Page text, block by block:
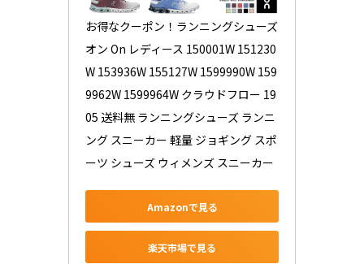
お得なクーポン！ランニングシューズ
オン On レディース 150001W 151230
W 153936W 155127W 1599990W 159
9962W 1599964W クラウドフロー 19
05 送料無 ランニングシューズ ランニ
ング スニーカー 軽量 ジョギング スポ
ーツ シューズ ウィメンズ スニーカー
Amazonで見る
楽天市場で見る